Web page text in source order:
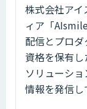
株式会社ア
ィア「
配信とプロ
資格を保有
ソリューシ
情報を発信し